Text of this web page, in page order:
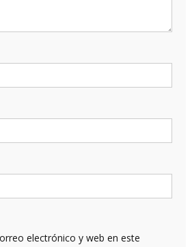
electrónico y web en este